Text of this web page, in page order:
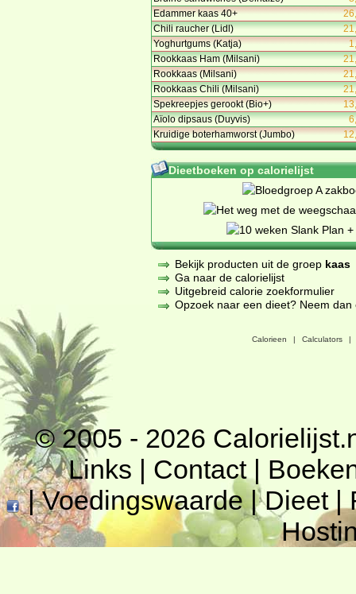
Edammer kaas 40+
Chili raucher (Lidl)
Yoghurtgums (Katja)
Rookkaas Ham (Milsani)
Rookkaas (Milsani)
Rookkaas Chili (Milsani)
Spekreepjes gerookt (Bio+)
Aïolo dipsaus (Duyvis)
Kruidige boterhamworst (Jumbo)
Dieetboeken op calorielijst
Bekijk producten uit de groep kaas
Ga naar de calorielijst
Uitgebreid calorie zoekformulier
Opzoek naar een dieet? Neem
Calorieen | Calculators |
© 2005 - 2026
Links | Contact|
|Voedingswaarde|Dieet|